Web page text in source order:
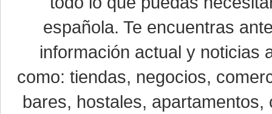
española. Te encuentras
información actual y noticias
como: tiendas, negocios,
bares, hostales,